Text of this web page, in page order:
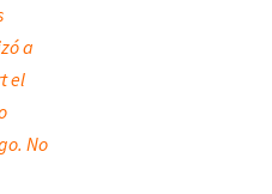
a
el
No